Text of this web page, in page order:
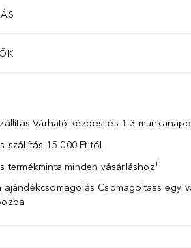
Várható kézbesítés 1-3
szállítás 15 000 Ft-tól
termékminta minden vásárláshoz¹
ajándékcsomagolás Csomagoltass egy